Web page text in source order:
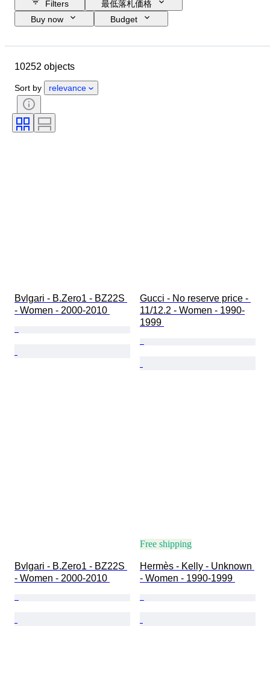
Filters
最低落札価格
Buy now
Budget
時計バンド長さ
Country of origin
コンディション
時代
装丁
10252 objects
Sort by relevance
Bvlgari - B.Zero1 - BZ22S
- Women - 2000-2010
Gucci - No reserve price -
11/12.2 - Women - 1990-
1999
Bvlgari - B.Zero1 - BZ22S
- Women - 2000-2010
Free shipping
Hermès - Kelly - Unknown
- Women - 1990-1999